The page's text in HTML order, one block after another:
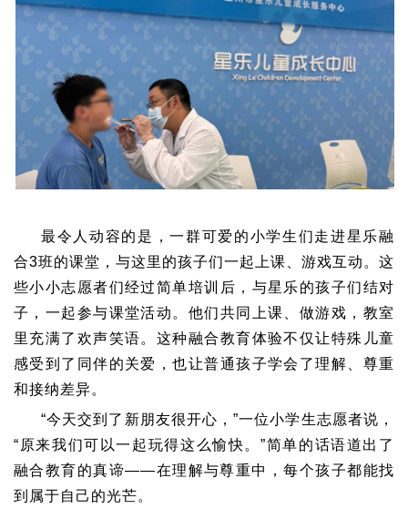
最令人动容的是，一群可爱的小学生们走进星乐融
合3班的课堂，与这里的孩子们一起上课、游戏互动。这
些小小志愿者们经过简单培训后，与星乐的孩子们结对
子，一起参与课堂活动。他们共同上课、做游戏，教室
里充满了欢声笑语。这种融合教育体验不仅让特殊儿童
感受到了同伴的关爱，也让普通孩子学会了理解、尊重
和接纳差异。
“今天交到了新朋友很开心，”一位小学生志愿者说，
“原来我们可以一起玩得这么愉快。”简单的话语道出了
融合教育的真谛——在理解与尊重中，每个孩子都能找
到属于自己的光芒。